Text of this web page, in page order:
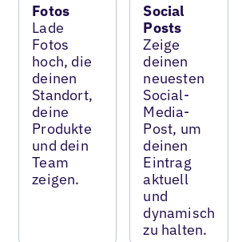
Fotos
Lade
Fotos
hoch, die
deinen
Standort,
deine
Produkte
und dein
Team
zeigen.
Social
Posts
Zeige
deinen
neuesten
Social-
Media-
Post, um
deinen
Eintrag
aktuell
und
dynamisch
zu halten.